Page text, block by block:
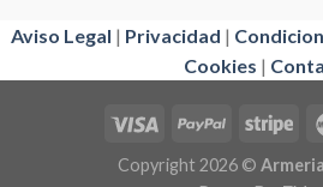
Aviso Legal | Privacidad |
Cookies |
Copyright 2026 ©